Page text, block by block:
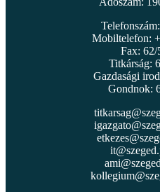
Mobiltelefon:
Fax: 62/
Titkárság:
Gazdasági
Gondnok: